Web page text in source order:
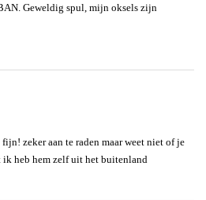
Geweldig spul, mijn oksels zijn
zeker aan te raden maar weet niet of je
heb hem zelf uit het buitenland